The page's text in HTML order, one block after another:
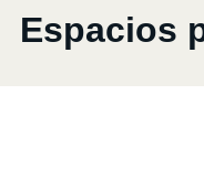
Espacios